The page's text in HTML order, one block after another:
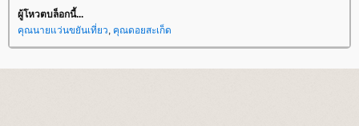
ผู้โหวตบล็อกนี้...
คุณนายแว่นขยันเที่ยว, คุณดอยสะเก็ด